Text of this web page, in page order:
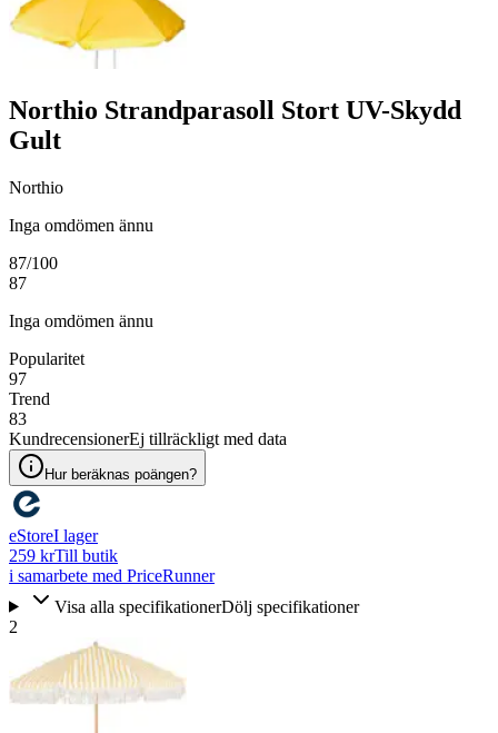
Northio Strandparasoll Stort UV-Skydd
Gult
Northio
Inga omdömen ännu
87/100
87
Inga omdömen ännu
Popularitet
97
Trend
83
KundrecensionerEj tillräckligt med data
Hur beräknas poängen?
eStoreI lager
259 krTill butik
i samarbete med PriceRunner
Visa alla specifikationerDölj specifikationer
2